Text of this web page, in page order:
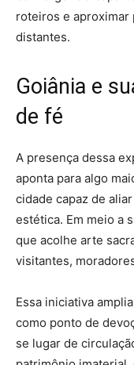
roteiros e aproximar
distantes.
Goiânia e
de fé
A presença dessa
aponta para algo
cidade capaz de
estética. Em meio a
que acolhe arte
visitantes,
Essa iniciativa
como ponto de
se lugar de